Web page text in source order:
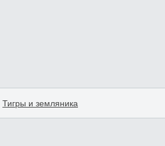
Тигры и земляника